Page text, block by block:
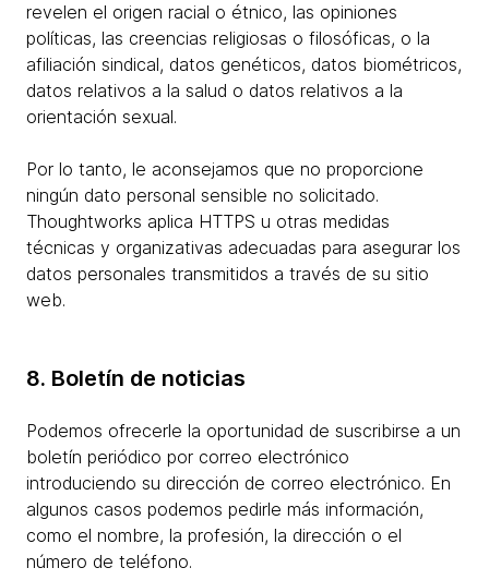
revelen el origen racial o étnico, las opiniones
políticas, las creencias religiosas o filosóficas, o la
afiliación sindical, datos genéticos, datos biométricos,
datos relativos a la salud o datos relativos a la
orientación sexual.
Por lo tanto, le aconsejamos que no proporcione
ningún dato personal sensible no solicitado.
Thoughtworks aplica HTTPS u otras medidas
técnicas y organizativas adecuadas para asegurar los
datos personales transmitidos a través de su sitio
web.
8. Boletín de noticias
Podemos ofrecerle la oportunidad de suscribirse a un
boletín periódico por correo electrónico
introduciendo su dirección de correo electrónico. En
algunos casos podemos pedirle más información,
como el nombre, la profesión, la dirección o el
número de teléfono.